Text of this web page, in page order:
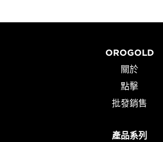
OROGOLD
關於
點擊
批發銷售
產品系列